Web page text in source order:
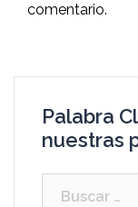
comentario.
Palabra
nuestras